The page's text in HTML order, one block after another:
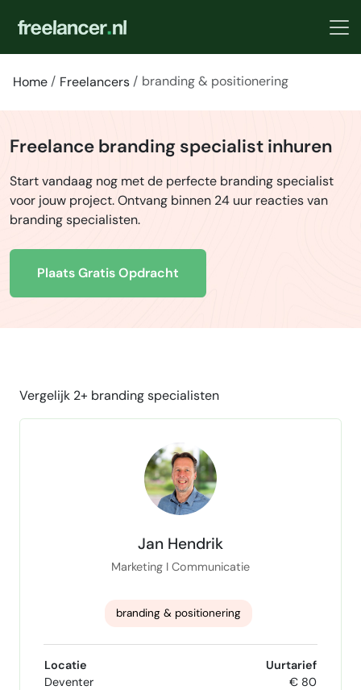
Home Freelancers branding & positionering
Freelance branding specialist inhuren
Start vandaag nog met de perfecte branding specialist
voor jouw project. Ontvang binnen 24 uur reacties van
branding specialisten.
Plaats Gratis Opdracht
Vergelijk 2+ branding specialisten
Jan Hendrik
Marketing I Communicatie
branding & positionering
Locatie
Deventer
Uurtarief
€ 80